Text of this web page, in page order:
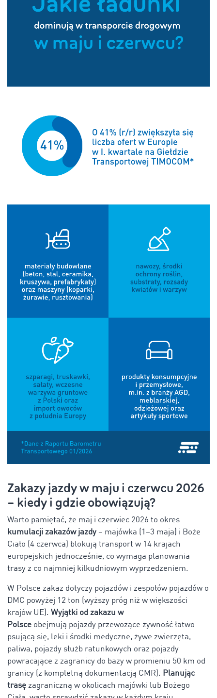
Zakazy jazdy w maju i czerwcu 2026
– kiedy i gdzie obowiązują?
Warto pamiętać, że maj i czerwiec 2026 to okres
kumulacji zakazów jazdy – majówka (1–3 maja) i Boże
Ciało (4 czerwca) blokują transport w 14 krajach
europejskich jednocześnie, co wymaga planowania
trasy z co najmniej kilkudniowym wyprzedzeniem.
W Polsce zakaz dotyczy pojazdów i zespołów pojazdów o
DMC powyżej 12 ton (wyższy próg niż w większości
krajów UE). Wyjątki od zakazu w
Polsce obejmują pojazdy przewożące żywność łatwo
psującą się, leki i środki medyczne, żywe zwierzęta,
paliwa, pojazdy służb ratunkowych oraz pojazdy
powracające z zagranicy do bazy w promieniu 50 km od
granicy (z kompletną dokumentacją CMR). Planując
trasę zagraniczną w okolicach majówki lub Bożego